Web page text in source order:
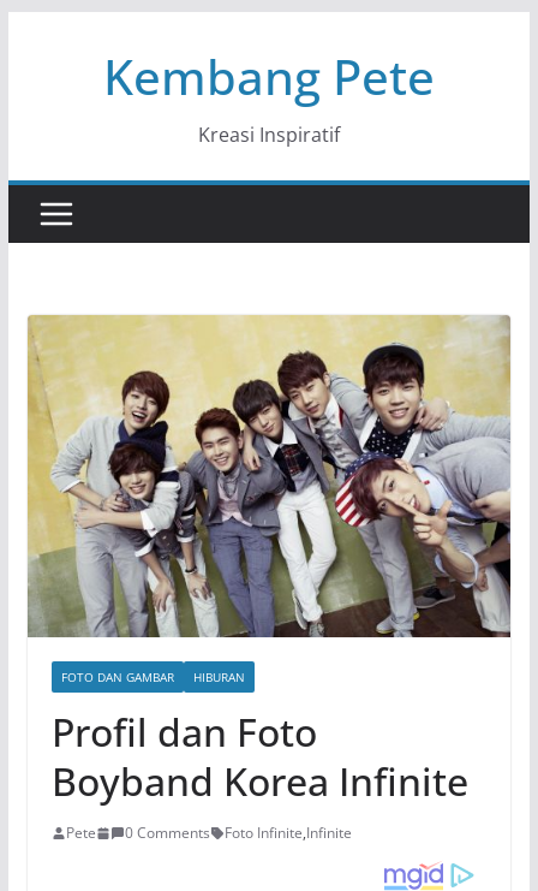
Kembang Pete
Kreasi Inspiratif
FOTO DAN GAMBAR HIBURAN
Profil dan Foto
Boyband Korea Infinite
Pete 0 Comments Foto Infinite,Infinite